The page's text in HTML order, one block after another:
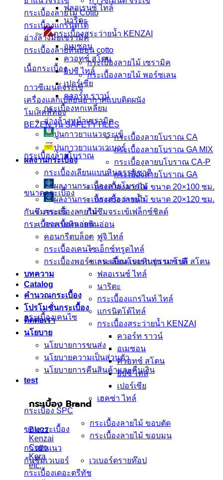
ฟลอเรนซ์ ไทล์
นาริตะ
กระเบื้องสระว่ายน้ำ KENZAI
อเมซอน
ควอทซ์ สโตน
ยิปซี ไทล์
เปอร์เซีย
ควอร์ท ราวน์
กระเบื้องหกเหลี่ยม
อ่างล้างหน้าเซรามิค
ปูนกาวยาเเนวจระเข้
ปูนกาวยาเเนวเวเบอร์
ผลงานกระเบื้อง
กระเบื้องเลียนแบบหินธรรมชาติ
ผลงานกระเบื้องลายโบราณ
ผลงานกระเบื้องสระว่ายนํ้า
กระเบื้องลายไม้
กระเบื้องลายหินอ่อน
คอนกรีตบล็อก
กระเบื้องเคนไซ
กระเบื้องพอร์ชเลน เลียนเเบบหินธรรมชาติ
บทความ
Catalog
คำนวณกระเบื้อง
โปรโมชั่นกระเบื้อง
ติดต่อเรา
นโยบาย
นโยบายการขนส่ง
นโยบายความเป็นส่วนตัว
นโยบายการคืนสินค้าและคืนเงิน
test
กระเบื้อง Brand
Blezz
Kenzai
Cotto
Kera
etc.
กระเบื้องลายไม้ Cotto
กระเบื้องแกรนิตโต้
อ่างล้างมือเซรามิค
กระเบื้องลายหินอ่อน cotto
เนื้อกระเบื้อง
กระเบื้องลายไม้ เซรามิค
กระเบื้องลายไม้ พอร์ซเลน
กาวซีเมนต์จระเข้
เครื่องแลกเปลี่ยนอากาศแบบติดผนัง
โมเสคสีทอง
BEZEN รุ่น SAFETYTILES
กระเบื้องลายโบราณ
กระเบื้องลายโบราณ CA
กระเบื้องลายโบราณ GA MIX
กระเบื้องลายบโบราณ CA-P
กระเบื้องลายโบราณ GA
ขนาดกระเบื้อง
กระเบื้องลายไม้ ขนาด 20×100 ซม.
กระเบื้องลายไม้ ขนาด 20×120 ซม.
กันซึมจระเข้
กันซึมจระเข้เฟล็กซ์ชิลด์
กระเบื้องลายหินอ่อน
กระเบื้องเคนไซ
ฟูจิ ไทล์
เอ็กซ์ทรูดไทล์
กระเบื้องโรงรถ รุ่น นาโปลี สโตน
ฟลอเรนซ์ ไทล์
นาริตะ
กระเบื้องแกรไนท์ ไทล์
แกรนิตโต้ไทล์
กระเบื้องสระว่ายน้ำ KENZAI
ควอร์ท ราวน์
อเมซอน
ควอทซ์ สโตน
ยิปซี ไทล์
เปอร์เซีย
เฮคซ่า ไทล์
กระเบื้อง SPC
ขอบกระเบื้อง
กระเบื้องลายไม้ ขอบตัด
กระเบื้องลายไม้ ขอบมน
กาวยาแนว
กันซึมเวเบอร์
เวเบอร์ดรายท๊อป
กระเบื้องเดอะตรีทัช